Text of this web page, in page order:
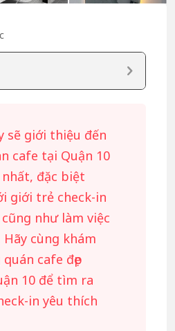
sẽ giới thiệu đến
cafe tại Quận 10
nhất, đặc biệt
giới trẻ check-in
như làm việc
cùng khám
cafe đẹp
10 để tìm ra
in yêu thích